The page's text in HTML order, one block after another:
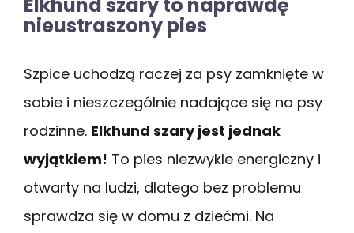
nieustraszony pies
Szpice uchodzą raczej za psy zamknięte w
sobie i nieszczególnie nadające się na psy
rodzinne. Elkhund szary jest jednak
wyjątkiem! To pies niezwykle energiczny i
otwarty na ludzi, dlatego bez problemu
sprawdza się w domu z dziećmi. Na